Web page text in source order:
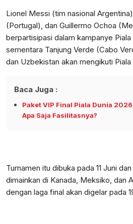
Lionel Messi (tim nasional
(Portugal), dan Guillermo Ochoa
berpartisipasi dalam kampanye
sementara Tanjung Verde (Cabo
dan Uzbekistan akan mengikuti
Baca Juga :
Paket VIP Final Piala Dunia
Apa Saja Fasilitasnya?
Turnamen itu dibuka pada 11 Juni
dimainkan di Kanada, Meksiko, dan
dengan laga final akan digelar pada